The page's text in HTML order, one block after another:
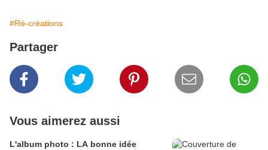
#Ré-créations
Partager
Vous aimerez aussi
L'album photo : LA bonne idée